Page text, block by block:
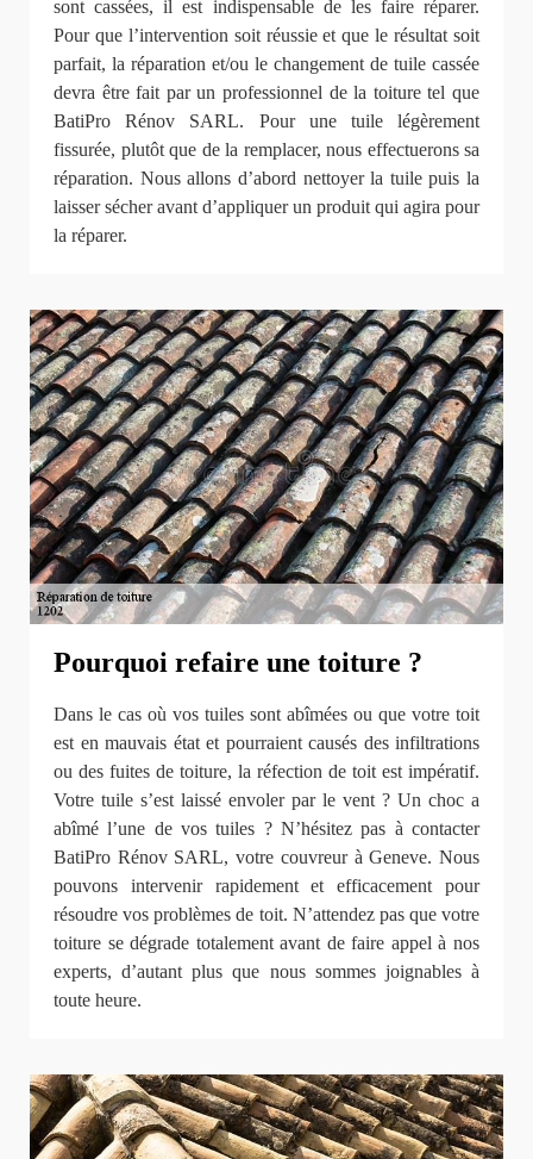
sont cassées, il est indispensable de les faire réparer.
Pour que l’intervention soit réussie et que le résultat soit
parfait, la réparation et/ou le changement de tuile cassée
devra être fait par un professionnel de la toiture tel que
BatiPro Rénov SARL. Pour une tuile légèrement
fissurée, plutôt que de la remplacer, nous effectuerons sa
réparation. Nous allons d’abord nettoyer la tuile puis la
laisser sécher avant d’appliquer un produit qui agira pour
la réparer.
Pourquoi refaire une toiture ?
Dans le cas où vos tuiles sont abîmées ou que votre toit
est en mauvais état et pourraient causés des infiltrations
ou des fuites de toiture, la réfection de toit est impératif.
Votre tuile s’est laissé envoler par le vent ? Un choc a
abîmé l’une de vos tuiles ? N’hésitez pas à contacter
BatiPro Rénov SARL, votre couvreur à Geneve. Nous
pouvons intervenir rapidement et efficacement pour
résoudre vos problèmes de toit. N’attendez pas que votre
toiture se dégrade totalement avant de faire appel à nos
experts, d’autant plus que nous sommes joignables à
toute heure.